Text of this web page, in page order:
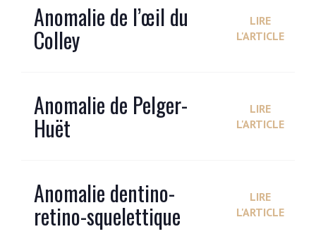
Anomalie de l’œil du
Colley
LIRE
L'ARTICLE
Anomalie de Pelger-
Huët
LIRE
L'ARTICLE
Anomalie dentino-
retino-squelettique
LIRE
L'ARTICLE